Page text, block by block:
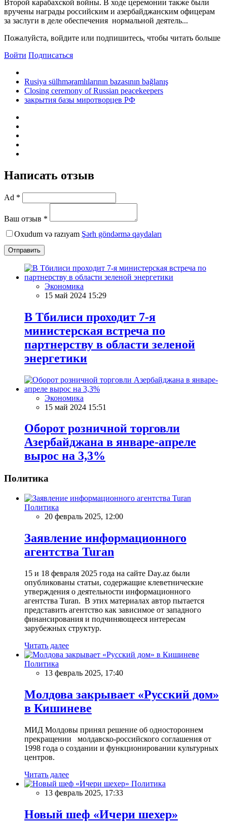
Второй карабахской войны. В ходе церемонии также были
вручены награды российским и азербайджанским офицерам
за заслуги в деле обеспечения нормальной деятель...
Пожалуйста, войдите или подпишитесь, чтобы читать больше
Войти Подписаться
Rusiya sülhməramlılarının bazasının bağlanış
Сlosing ceremony of Russian peacekeepers
закрытия базы миротворцев РФ
Написать отзыв
Ad *
Ваш отзыв *
Oxudum və razıyam Şərh göndərmə qaydaları
Отправить
Экономика
15 май 2024 15:29
В Тбилиси проходит 7-я
министерская встреча по
партнерству в области зеленой
энергетики
Экономика
15 май 2024 15:51
Оборот розничной торговли
Азербайджана в январе-апреле
вырос на 3,3%
Политика
Политика
20 февраль 2025, 12:00
Заявление информационного
агентства Turan
15 и 18 февраля 2025 года на сайте Day.az были
опубликованы статьи, содержащие клеветнические
утверждения о деятельности информационного
агентства Turan. В этих материалах автор пытается
представить агентство как зависимое от западного
финансирования и подчиняющееся интересам
зарубежных структур.
Читать далее
Политика
13 февраль 2025, 17:40
Молдова закрывает «Русский дом»
в Кишиневе
МИД Молдовы принял решение об одностороннем
прекращении молдавско-российского соглашения от
1998 года о создании и функционировании культурных
центров.
Читать далее
Политика
13 февраль 2025, 17:33
Новый шеф «Ичери шехер»